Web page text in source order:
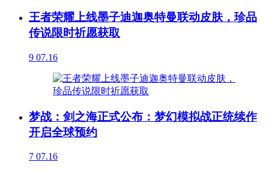
王者荣耀上线墨子迪迦奥特曼联动皮肤，珍品
传说限时祈愿获取
9 07.16
梦战：剑之海正式公布：梦幻模拟战正统续作
开启全球预约
7 07.16